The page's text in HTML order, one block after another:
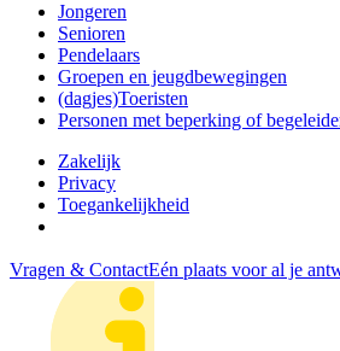
Jongeren
Senioren
Pendelaars
Groepen en jeugdbewegingen
(dagjes)Toeristen
Personen met beperking of
Zakelijk
Privacy
Toegankelijkheid
Vragen & ContactEén plaats voor al je